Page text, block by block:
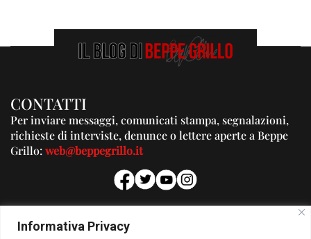
Informativa Privacy
CONTATTI
Per inviare messaggi, comunicati stampa, segnalazioni,
richieste di interviste, denunce o lettere aperte a Beppe
Grillo:web@beppegrillo.it
PUBBLICITA'